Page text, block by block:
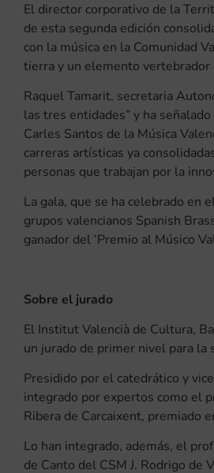
El director corporativo de la
de esta segunda edición
con la música en la Comunidad
tierra y un elemento vertebrador
Raquel Tamarit, secretaria
las tres entidades” y ha
Carles Santos de la Música
carreras artísticas ya
personas que trabajan por la
La gala, que se ha celebrado en
grupos valencianos Spanish
ganador del ‘Premio al Músico
Sobre el jurado
El Institut Valencià de Cultura,
un jurado de primer nivel para la
Presidido por el catedrático y
integrado por expertos como el
Ribera de Carcaixent, premiado
Lo han integrado, además, el
de Canto del CSM J. Rodrigo de